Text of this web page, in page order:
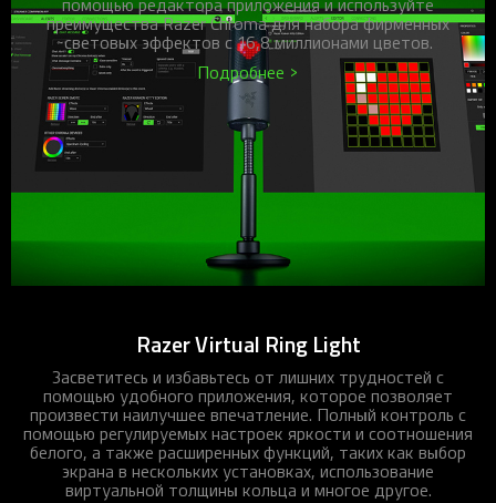
преимущества Razer Chroma для набора фирменных
световых эффектов с 16,8 миллионами цветов.
Подробнее >
Razer Virtual Ring Light
Засветитесь и избавьтесь от лишних трудностей с
помощью удобного приложения, которое позволяет
произвести наилучшее впечатление. Полный контроль с
помощью регулируемых настроек яркости и соотношения
белого, а также расширенных функций, таких как выбор
экрана в нескольких установках, использование
виртуальной толщины кольца и многое другое.